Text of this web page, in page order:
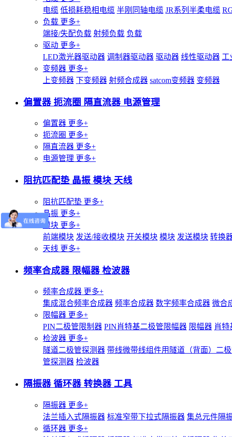
电缆 低损耗稳相电缆 半刚同轴电缆 JR系列半柔电缆
负载 更多+
端接/失配负载 射频负载 负载
驱动 更多+
LED激光器驱动器 调制器驱动器 驱动器 线性驱动器 工
变频器 更多+
上变频器 下变频器 射频合成器 satcom变频器 变频器
偏置器 扼流圈 隔直流器 电源管理
偏置器 更多+
扼流圈 更多+
隔直流器 更多+
电源管理 更多+
阻抗匹配垫 晶振 模块 天线
阻抗匹配垫 更多+
晶振 更多+
模块 更多+
前端模块 发送/接收模块 开关模块 模块 发送模块 转换
天线 更多+
频率合成器 限幅器 检波器
频率合成器 更多+
集成混合频率合成器 频率合成器 数字频率合成器 微合
限幅器 更多+
PIN二极管限制器 PIN肖特基二极管限幅器 限幅器 肖特
检波器 更多+
隧道二极管探测器 带线微带线组件用隧道（背面）二
管探测器 检波器
隔振器 循环器 转换器 工具
隔振器 更多+
法兰插入式隔振器 标准窄带下拉式隔振器 集总元件隔
循环器 更多+